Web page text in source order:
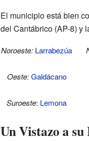
El municipio está bien
del Cantábrico (AP-8) y
Noroeste: Larrabezúa
Oeste: Galdácano
Suroeste: Lemona
Un Vistazo a